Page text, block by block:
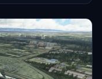
州长乐国际机场完成旅
28.6%；分别排在中国